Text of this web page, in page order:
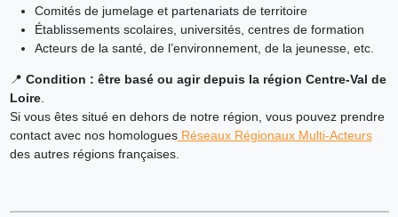
Comités de jumelage et partenariats de territoire
Établissements scolaires, universités, centres de formation
Acteurs de la santé, de l’environnement, de la jeunesse, etc.
📍 Condition : être basé ou agir depuis la région Centre-Val de
Loire.
Si vous êtes situé en dehors de notre région, vous pouvez prendre
contact avec nos homologuesRéseaux Régionaux Multi-Acteurs
des autres régions françaises.